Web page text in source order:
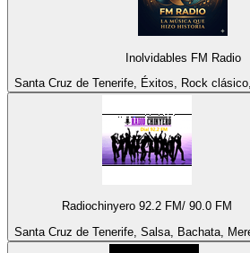
Inolvidables FM Radio
Santa Cruz de Tenerife, Éxitos, Rock
Radiochinyero 92.2 FM/ 90.0 FM
Santa Cruz de Tenerife, Salsa, Bachata,